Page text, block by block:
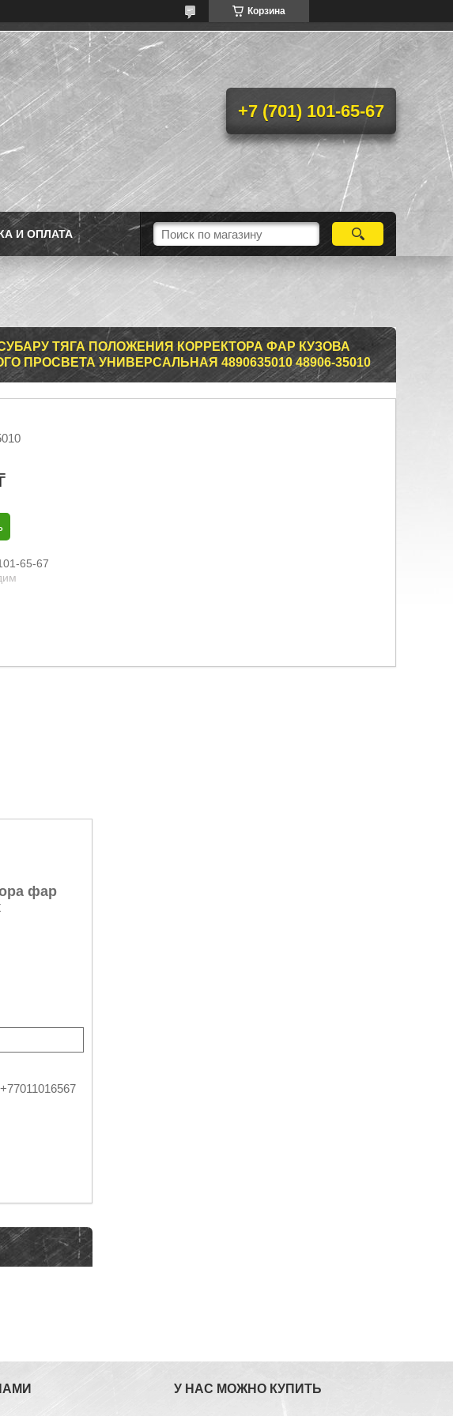
Корзина
+7 (701) 101-65-67
И ОПЛАТА
СУБАРУ ТЯГА ПОЛОЖЕНИЯ КОРРЕКТОРА ФАР КУЗОВА
ПРОСВЕТА УНИВЕРСАЛЬНАЯ 4890635010 48906-35010
65-67
фар
У НАС МОЖНО КУПИТЬ